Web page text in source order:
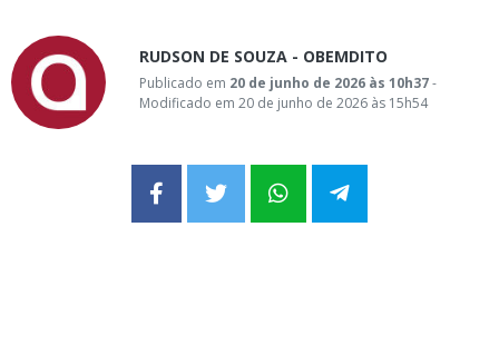
RUDSON DE SOUZA - OBEMDITO
Publicado em 20 de junho de 2026 às 10h37-
Modificado em 20 de junho de 2026 às 15h54